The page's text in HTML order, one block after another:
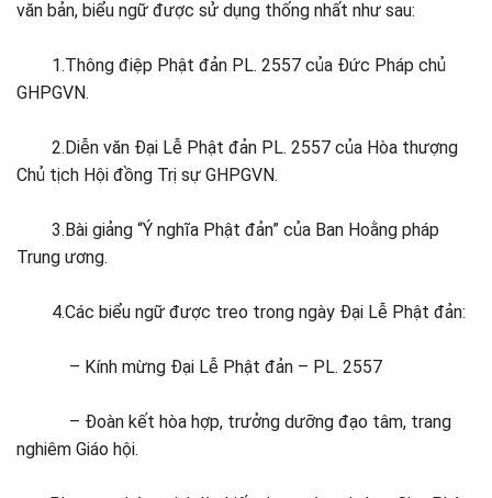
văn bản, biểu ngữ được sử dụng thống nhất như sau:
1.Thông điệp Phật đản PL. 2557 của Đức Pháp chủ
GHPGVN.
2.Diễn văn Đại Lễ Phật đản PL. 2557 của Hòa thượng
Chủ tịch Hội đồng Trị sự GHPGVN.
3.Bài giảng “Ý nghĩa Phật đản” của Ban Hoằng pháp
Trung ương.
4.Các biểu ngữ được treo trong ngày Đại Lễ Phật đản:
– Kính mừng Đại Lễ Phật đản – PL. 2557
– Đoàn kết hòa hợp, trưởng dưỡng đạo tâm, trang
nghiêm Giáo hội.